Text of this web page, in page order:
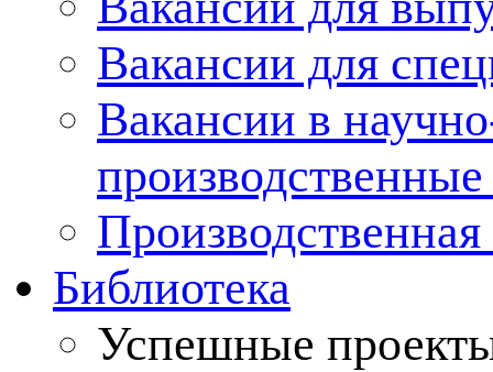
Вакансии для
Вакансии в
Производственная
Библиотека
Успешные